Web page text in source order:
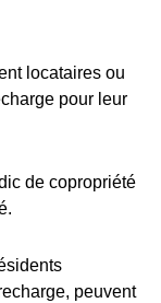
locataires ou
pour leur
de copropriété
peuvent